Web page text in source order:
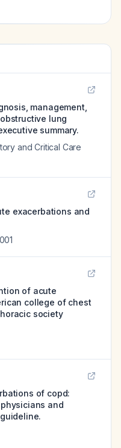
management,
lung
summary.
and Critical Care
exacerbations and
of acute
college of chest
society
of copd:
and